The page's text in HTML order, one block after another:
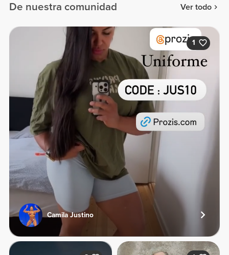
De nuestra comunidad Ver todo
1
Camila Justino